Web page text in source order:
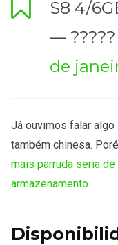
S8 4/
—
de
Já ouvimos falar
também chinesa.
mais parruda seria
armazenamento.